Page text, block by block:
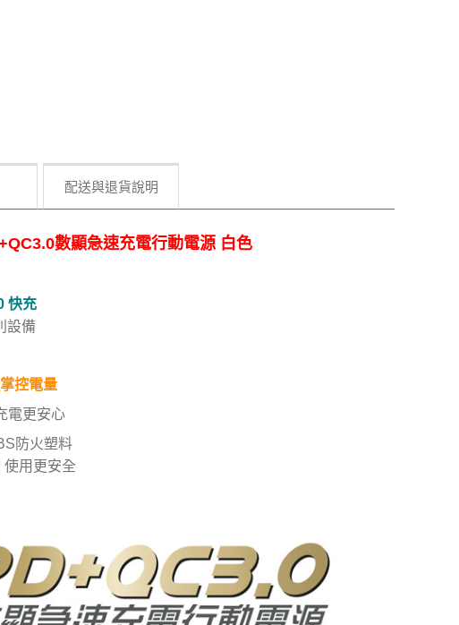
配送與退貨說明
數顯急速充電行動電源 白色
快充
設備
控電量
電更安心
防火塑料
使用更安全